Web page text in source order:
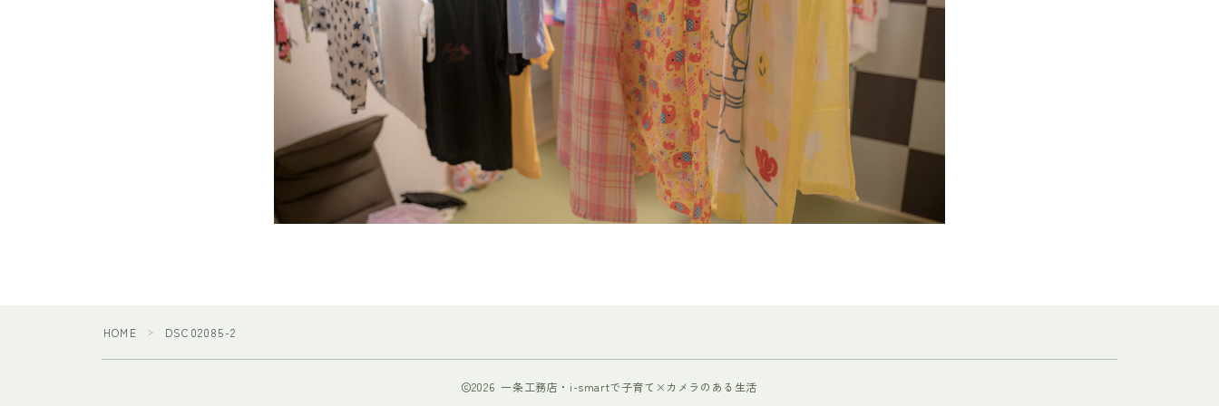
HOME ＞ DSC02085-2
2026 一条工務店・i-smartで子育て×カメラのある生活